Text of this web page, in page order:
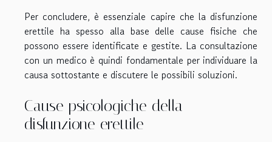
Per concludere, è essenziale capire che la disfunzione
erettile ha spesso alla base delle cause fisiche che
possono essere identificate e gestite. La consultazione
con un medico è quindi fondamentale per individuare la
causa sottostante e discutere le possibili soluzioni.
Cause psicologiche della
disfunzione erettile